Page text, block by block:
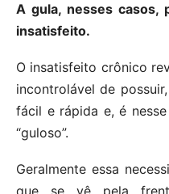
A gula, nesses casos,
insatisfeito.
O insatisfeito crônico
incontrolável de
fácil e rápida e, é
“guloso”.
Geralmente essa